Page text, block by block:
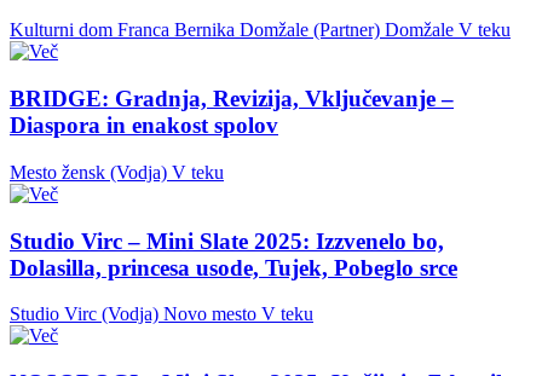
Kulturni dom Franca Bernika Domžale (Partner) Domžale V teku
BRIDGE: Gradnja, Revizija, Vključevanje –
Diaspora in enakost spolov
Mesto žensk (Vodja) V teku
Studio Virc – Mini Slate 2025: Izzvenelo bo,
Dolasilla, princesa usode, Tujek, Pobeglo srce
Studio Virc (Vodja) Novo mesto V teku